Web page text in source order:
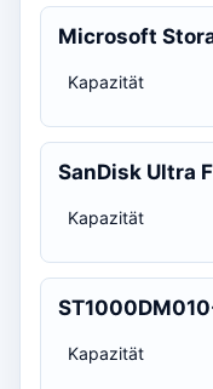
Microsoft
Kapazität
SanDisk Ultra
Kapazität
Kapazität